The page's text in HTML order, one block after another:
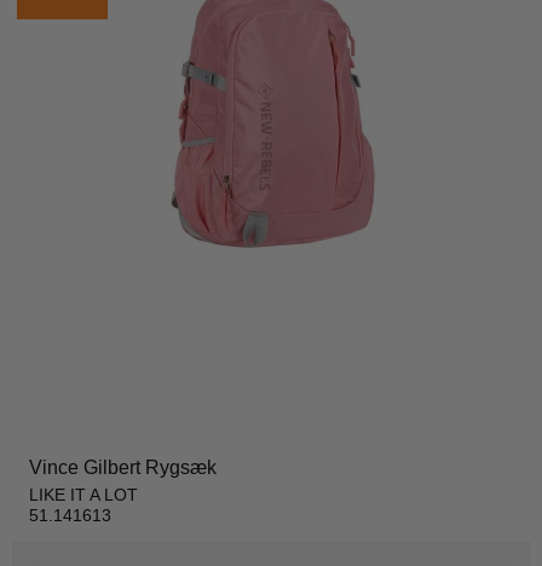
Vince Gilbert Rygsæk
LIKE IT A LOT
51.141613